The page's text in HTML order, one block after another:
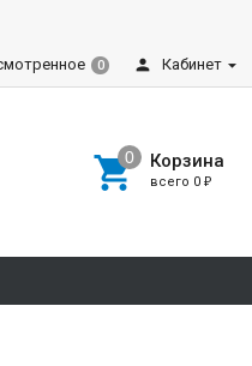
0 Кабинет
Корзина
всего 0 ₽